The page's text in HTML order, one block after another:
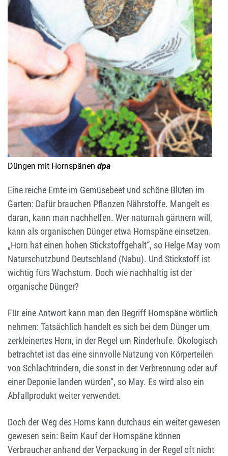
Düngen mit Hornspänen dpa
Eine reiche Ernte im Gemüsebeet und schöne Blüten im
Garten: Dafür brauchen Pflanzen Nährstoffe. Mangelt es
daran, kann man nachhelfen. Wer naturnah gärtnern will,
kann als organischen Dünger etwa Hornspäne einsetzen.
„Horn hat einen hohen Stickstoffgehalt“, so Helge May vom
Naturschutzbund Deutschland (Nabu). Und Stickstoff ist
wichtig fürs Wachstum. Doch wie nachhaltig ist der
organische Dünger?
Für eine Antwort kann man den Begriff Hornspäne wörtlich
nehmen: Tatsächlich handelt es sich bei dem Dünger um
zerkleinertes Horn, in der Regel um Rinderhufe. Ökologisch
betrachtet ist das eine sinnvolle Nutzung von Körperteilen
von Schlachtrindern, die sonst in der Verbrennung oder auf
einer Deponie landen würden“, so May. Es wird also ein
Abfallprodukt weiter verwendet.
Doch der Weg des Horns kann durchaus ein weiter gewesen
gewesen sein: Beim Kauf der Hornspäne können
Verbraucher anhand der Verpackung in der Regel oft nicht